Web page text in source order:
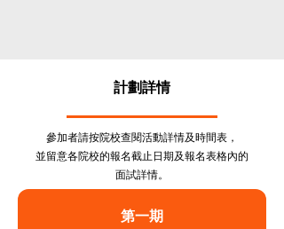
計劃詳情
參加者請按院校查閱活動詳情及時間表，
並留意各院校的報名截止日期及報名表格內的
面試詳情。
第一期